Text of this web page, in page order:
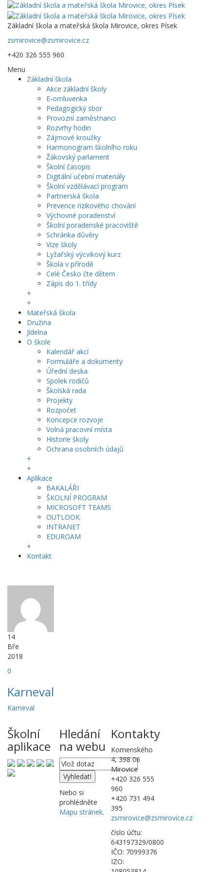
Základní škola a mateřská škola Mirovice, okres Písek
zsmirovice@zsmirovice.cz
+420 326 555 960
Menu
Základní škola
Akce základní školy
E-omluvenka
Pedagogický sbor
Provozní zaměstnanci
Rozvrhy hodin
Zájmové kroužky
Harmonogram školního roku
Žákovský parlament
Školní časopis
Digitální učební materiály
Školní vzdělávací program
Partnerská škola
Prevence rizikového chování
Výchovné poradenství
Školní poradenské pracoviště
Schránka důvěry
Vize školy
Lyžařský výcvikový kurz
Škola v přírodě
Celé Česko čte dětem
Zápis do 1. třídy
+
+
Mateřská škola
Družina
Jídelna
O škole
Kalendář akcí
Formuláře a dokumenty
Úřední deska
Spolek rodičů
Školská rada
Projekty
Rozpočet
Koncepce rozvoje
Volná pracovní místa
Historie školy
Ochrana osobních údajů
+
+
Aplikace
BAKALÁŘI
ŠKOLNÍ PROGRAM
MICROSOFT TEAMS
OUTLOOK
INTRANET
EDUROAM
+
Kontakt
14
Bře
2018
0
Karneval
Karneval
Školní
aplikace
Hledání
na webu
Nebo si
prohlédněte
Mapu stránek.
Kontakty
Komenského
4, 398 06
Mirovice
+420 326 555
960
+420 731 494
395
zsmirovice@zsmirovice.cz
číslo účtu:
643197329/0800
IČO: 70999376
IZO: